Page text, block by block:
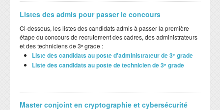
Listes des admis pour passer le concours
Ci-dessous, les listes des candidats admis à passer la première
étape du concours de recrutement des cadres, des administrateurs
et des techniciens de 3ᵉ grade :
Liste des candidats au poste d'administrateur de 3ᵉ grade
Liste des candidats au poste de technicien de 3ᵉ grade
Master conjoint en cryptographie et cybersécurité